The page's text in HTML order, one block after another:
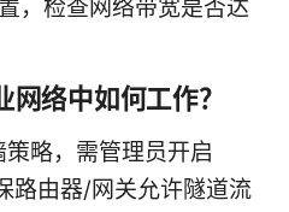
，检查网络带宽是否达
络中如何工作？
略，需管理员开启
路由器/网关允许隧道流